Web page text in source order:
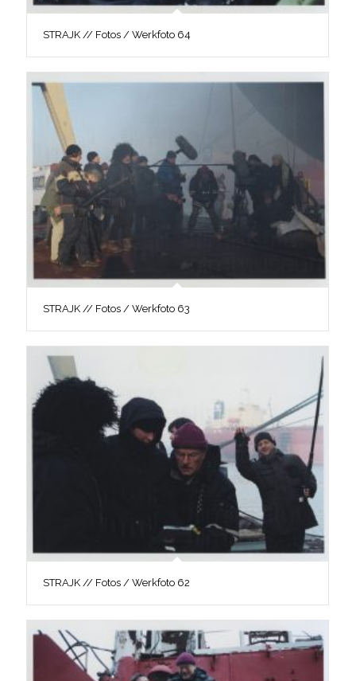
STRAJK // Fotos / Werkfoto 64
STRAJK // Fotos / Werkfoto 63
STRAJK // Fotos / Werkfoto 62